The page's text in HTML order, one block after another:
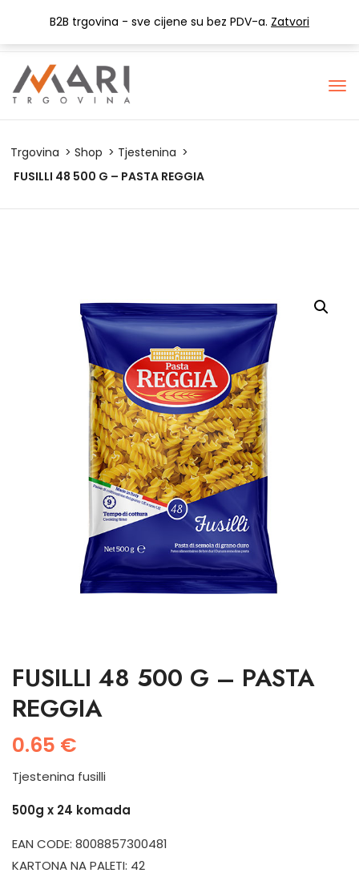
B2B trgovina - sve cijene su bez PDV-a. Zatvori
+385 (0) 1 3441-053
info@mari-trgovina.hr
Trgovina Shop
Tjestenina
FUSILLI 48 500 G – PASTA REGGIA
FUSILLI 48 500 G – PASTA
REGGIA
0.65 €
Tjestenina fusilli
500g x 24 komada
EAN CODE: 8008857300481
KARTONA NA PALETI: 42